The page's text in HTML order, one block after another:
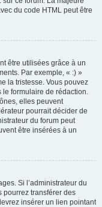
du code HTML peut être
être utilisées grâce à un
Par exemple, « :) »
la tristesse. Vous pouvez
formulaire de rédaction.
elles peuvent
pourrait décider de
du forum peut
être insérées à un
Si l’administrateur du
pourrez transférer des
insérer un lien pointant